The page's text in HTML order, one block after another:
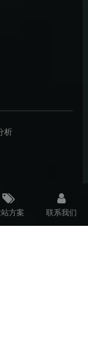
析
方案 联系我们